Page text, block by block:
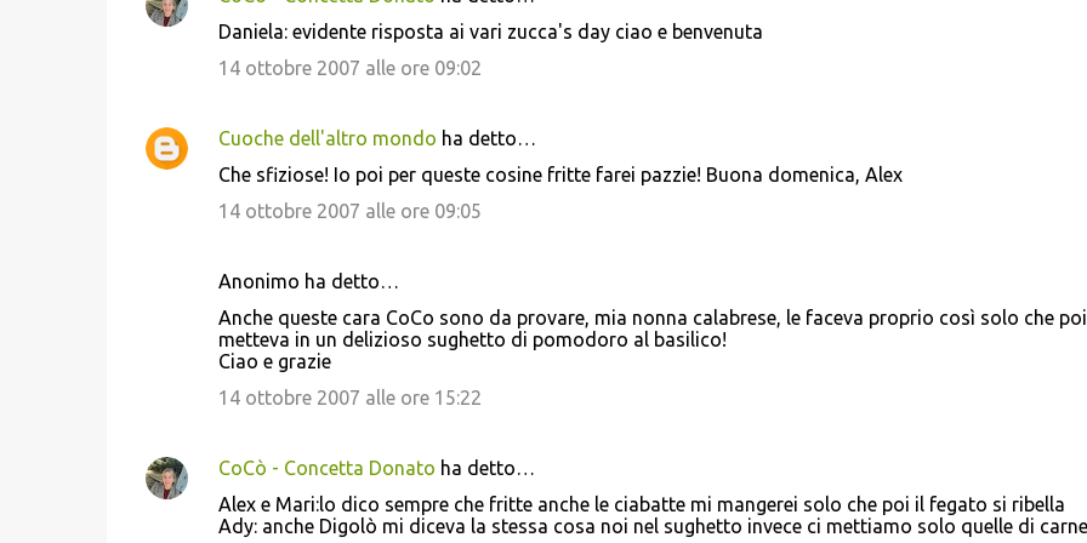
Daniela: evidente risposta ai vari zucca's day ciao e benvenuta
14 ottobre 2007 alle ore 09:02
Cuoche dell'altro mondo ha detto…
Che sfiziose! Io poi per queste cosine fritte farei pazzie! Buona domenica, Alex
14 ottobre 2007 alle ore 09:05
Anonimo ha detto…
Anche queste cara CoCo sono da provare, mia nonna calabrese, le faceva proprio così solo che
metteva in un delizioso sughetto di pomodoro al basilico!
Ciao e grazie
14 ottobre 2007 alle ore 15:22
CoCò - Concetta Donato ha detto…
Alex e Mari:lo dico sempre che fritte anche le ciabatte mi mangerei solo che poi il fegato si ribella
Ady: anche Digolò mi diceva la stessa cosa noi nel sughetto invece ci mettiamo solo quelle di carne